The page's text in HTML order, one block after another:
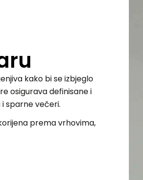
kako bi se izbjeglo
osigurava definisane i
sparne večeri.
prema vrhovima,